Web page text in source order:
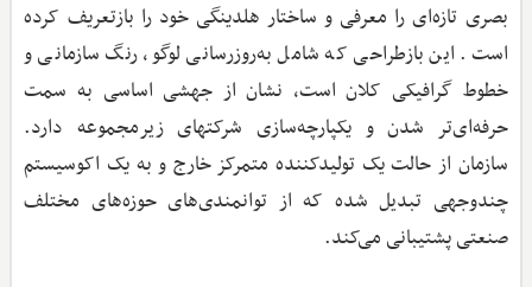
بصری تازه‌ای را معرفی و ساختار هلدینگی خود را بازتعریف کرده
است. این بازطراحی که شامل به‌روزرسانی لوگو، رنگ سازمانی و
خطوط گرافیکی کلان است، نشان از جهشی اساسی به سمت
حرفه‌ای‌تر شدن و یکپارچه‌سازی شرکتهای زیرمجموعه دارد.
سازمان از حالت یک تولیدکننده متمرکز خارج و به یک اکوسیستم
چندوجهی تبدیل شده که از توانمندی‌های حوزه‌های مختلف
صنعتی پشتیبانی می‌کند.